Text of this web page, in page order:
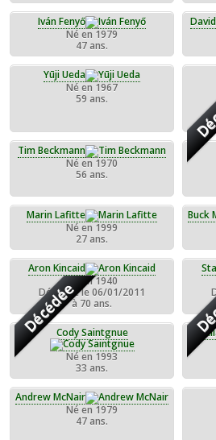
Iván Fenyő
Né en 1979
47 ans.
Yūji Ueda
Né en 1967
59 ans.
Tim Beckmann
Né en 1970
56 ans.
Marin Lafitte
Né en 1999
27 ans.
Buck
Aron Kincaid
DécédéeNé en 1940
Décédée le 06/01/2011
à 70 ans.
Cody Saintgnue
Né en 1993
33 ans.
Andrew McNair
Né en 1979
47 ans.